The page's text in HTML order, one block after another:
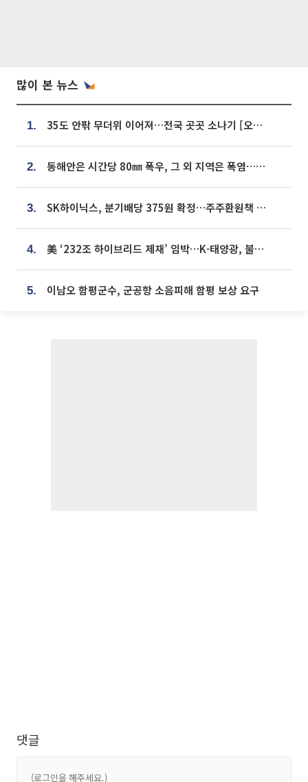
많이 본 뉴스
1. 35도 안팎 무더위 이어져…전국 곳곳 소나기 [오늘 날씨]
2. 동해안은 시간당 80㎜ 폭우, 그 외 지역은 폭염…‘극과 극 날씨’
3. SK하이닉스, 분기배당 375원 확정…주주환원책 9월로 앞당겨 발표
4. 美 ‘232조 하이브리드 제재’ 임박…K-태양광, 불확실성 털고 날개 다나
5. 이남오 함평군수, 군공항 소음피해 함평 보상 요구
댓글